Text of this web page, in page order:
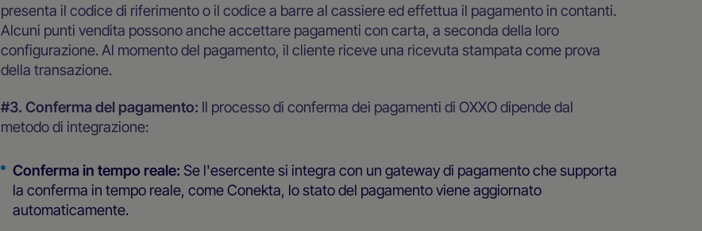
presenta il codice di riferimento o il codice a barre al cassiere ed effettua il pagamento in contanti.
Alcuni punti vendita possono anche accettare pagamenti con carta, a seconda della loro
configurazione. Al momento del pagamento, il cliente riceve una ricevuta stampata come prova
della transazione.
#3. Conferma del pagamento: Il processo di conferma dei pagamenti di OXXO dipende dal
metodo di integrazione:
Conferma in tempo reale: Se l'esercente si integra con un gateway di pagamento che supporta
la conferma in tempo reale, come Conekta, lo stato del pagamento viene aggiornato
automaticamente.